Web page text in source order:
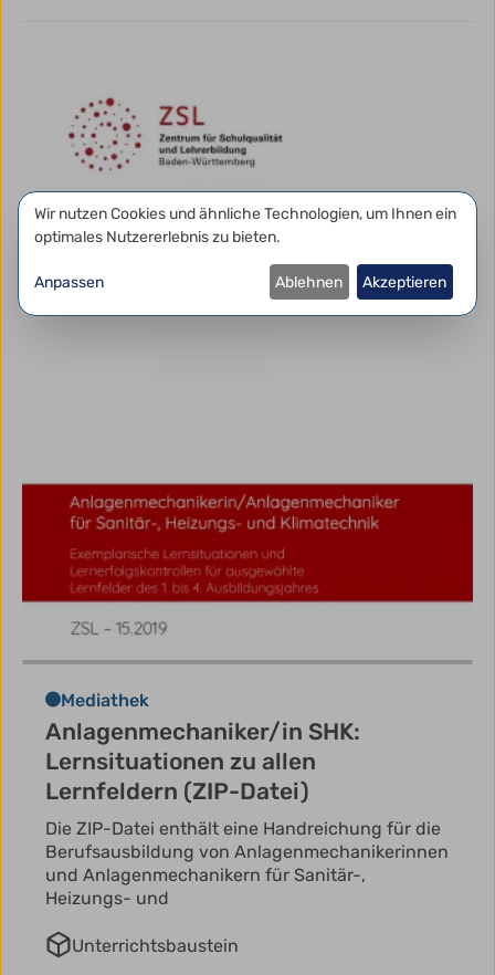
Mediathek
Anlagenmechaniker/in SHK:
Lernsituationen zu allen
Lernfeldern (ZIP-Datei)
Die ZIP-Datei enthält eine Handreichung für die
Berufsausbildung von Anlagenmechanikerinnen
und Anlagenmechanikern für Sanitär-,
Heizungs- und
Unterrichtsbaustein
Datenschutzeinstellungen
Wir nutzen Cookies und ähnliche Technologien, um Ihnen ein
optimales Nutzererlebnis zu bieten.
Anpassen Ablehnen Akzeptieren